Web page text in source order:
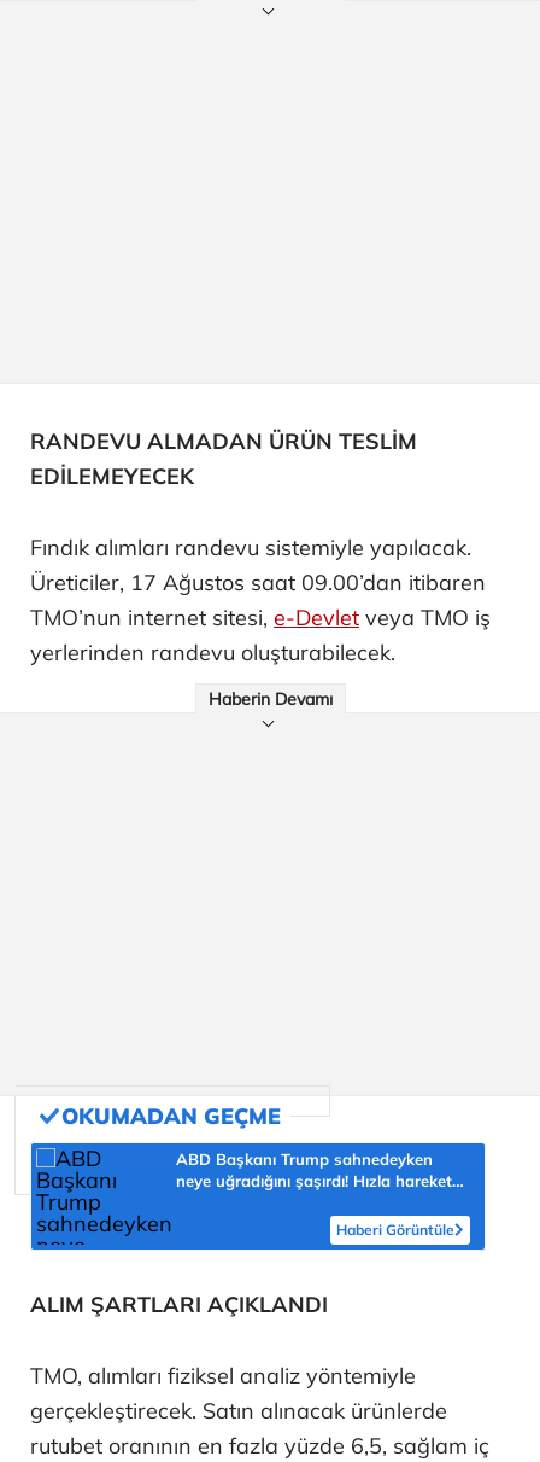
RANDEVU ALMADAN ÜRÜN TESLİM
EDİLEMEYECEK
Fındık alımları randevu sistemiyle yapılacak.
Üreticiler, 17 Ağustos saat 09.00’dan itibaren
TMO’nun internet sitesi, e-Devlet veya TMO iş
yerlerinden randevu oluşturabilecek.
Haberin Devamı
ABD Başkanı Trump sahnedeyken
neye uğradığını şaşırdı! Hızla harekete
Haberi Görüntüle
ALIM ŞARTLARI AÇIKLANDI
TMO, alımları fiziksel analiz yöntemiyle
gerçekleştirecek. Satın alınacak ürünlerde
rutubet oranının en fazla yüzde 6,5, sağlam iç